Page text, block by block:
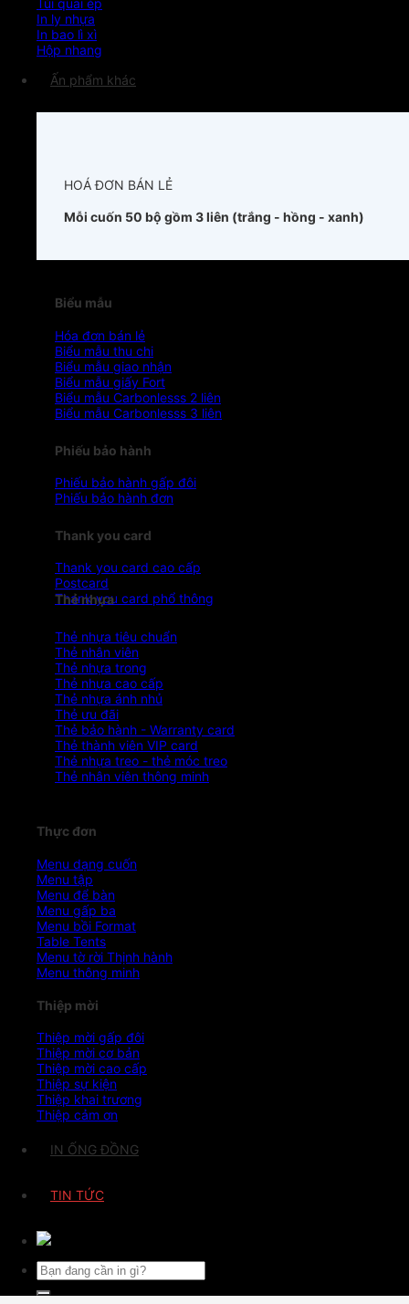
In ly nhựa
In bao lì xì
Hộp nhang
Ấn phẩm khác
HOÁ ĐƠN BÁN LẺ
Mỗi cuốn 50 bộ gồm 3 liên (trắng - hồng - xanh)
Biểu mẫu
Hóa đơn bán lẻ
Biểu mẫu thu chi
Biểu mẫu giao nhận
Biểu mẫu giấy Fort
Biểu mẫu Carbonlesss 2 liên
Biểu mẫu Carbonlesss 3 liên
Phiếu bảo hành
Phiếu bảo hành gấp đôi
Phiếu bảo hành đơn
Thank you card
Thank you card cao cấp
Postcard
Thank you card phổ thông
Thẻ nhựa
Thẻ nhựa tiêu chuẩn
Thẻ nhân viên
Thẻ nhựa trong
Thẻ nhựa cao cấp
Thẻ nhựa ánh nhủ
Thẻ ưu đãi
Thẻ bảo hành - Warranty card
Thẻ thành viên VIP card
Thẻ nhựa treo - thẻ móc treo
Thẻ nhân viên thông minh
Thực đơn
Menu dạng cuốn
Menu tập
Menu để bàn
Menu gấp ba
Menu bồi Format
Table Tents
Menu tờ rời
Menu thông minh
Thiệp mời
Thiệp mời gấp đôi
Thiệp mời cơ bản
Thiệp mời cao cấp
Thiệp sự kiện
Thiệp khai trương
Thiệp cảm ơn
IN ỐNG ĐỒNG
TIN TỨC
Tìm
kiếm: